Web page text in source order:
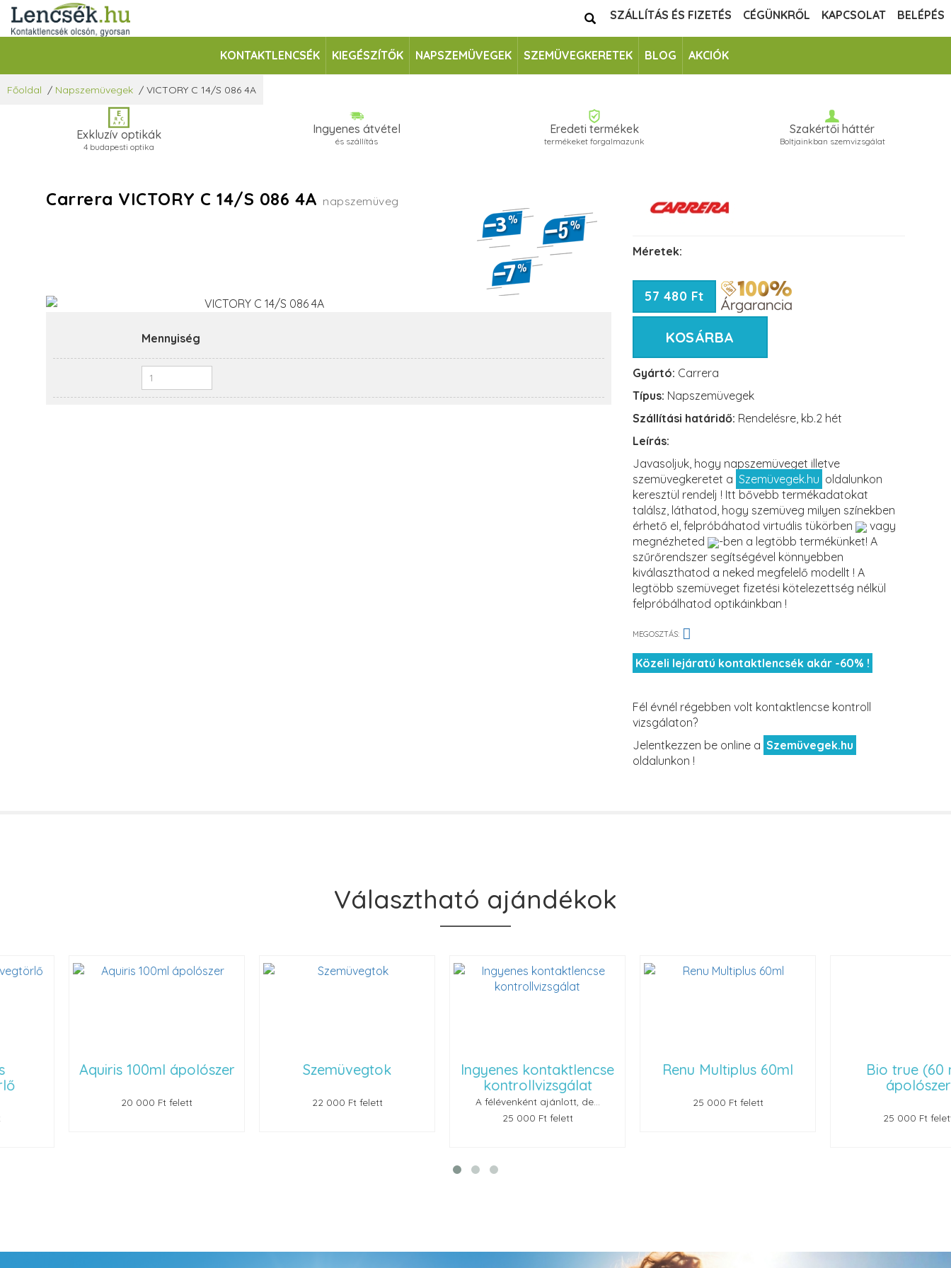
SZÁLLÍTÁS ÉS FIZETÉS CÉGÜNKRŐL KAPCSOLAT BELÉPÉS
KONTAKTLENCSÉK KIEGÉSZÍTŐK NAPSZEMÜVEGEK SZEMÜVEGKERETEK BLOG AKCIÓK
Főoldal / Napszemüvegek / VICTORY C 14/S 086 4A
Exkluzív optikák
4 budapesti optika
Ingyenes átvétel
és szállítás
Eredeti termékek
termékeket forgalmazunk
Szakértői háttér
Boltjainkban szemvizsgálat
Carrera VICTORY C 14/S 086 4A napszemüveg
Mennyiség
Méretek:
57 480 Ft
KOSÁRBA
Gyártó: Carrera
Típus: Napszemüvegek
Szállítási határidő: Rendelésre, kb.2 hét
Leírás:
Javasoljuk, hogy napszemüveget illetve
szemüvegkeretet a Szemüvegek.hu oldalunkon
keresztül rendelj ! Itt bővebb termékadatokat
találsz, láthatod, hogy szemüveg milyen színekben
érhető el, felpróbáhatod virtuális tükörben
vagy
megnézheted
-ben a legtöbb termékünket! A
szűrőrendszer segítségével könnyebben
kiválaszthatod a neked megfelelő modellt ! A
legtöbb szemüveget fizetési kötelezettség nélkül
felpróbálhatod optikáinkban !
MEGOSZTÁS:
Közeli lejáratú kontaktlencsék akár -60% !
Fél évnél régebben volt kontaktlencse kontroll
vizsgálaton?
Jelentkezzen be online a Szemüvegek.hu
oldalunkon !
Választható ajándékok
Aquiris 100ml ápolószer
20 000 Ft felett
Szemüvegtok
22 000 Ft felett
Ingyenes kontaktlencse
kontrollvizsgálat
A félévenként ajánlott, de...
25 000 Ft felett
Renu Multiplus 60ml
25 000 Ft felett
Bio true (60 ml)
ápolószer
25 000 Ft felett